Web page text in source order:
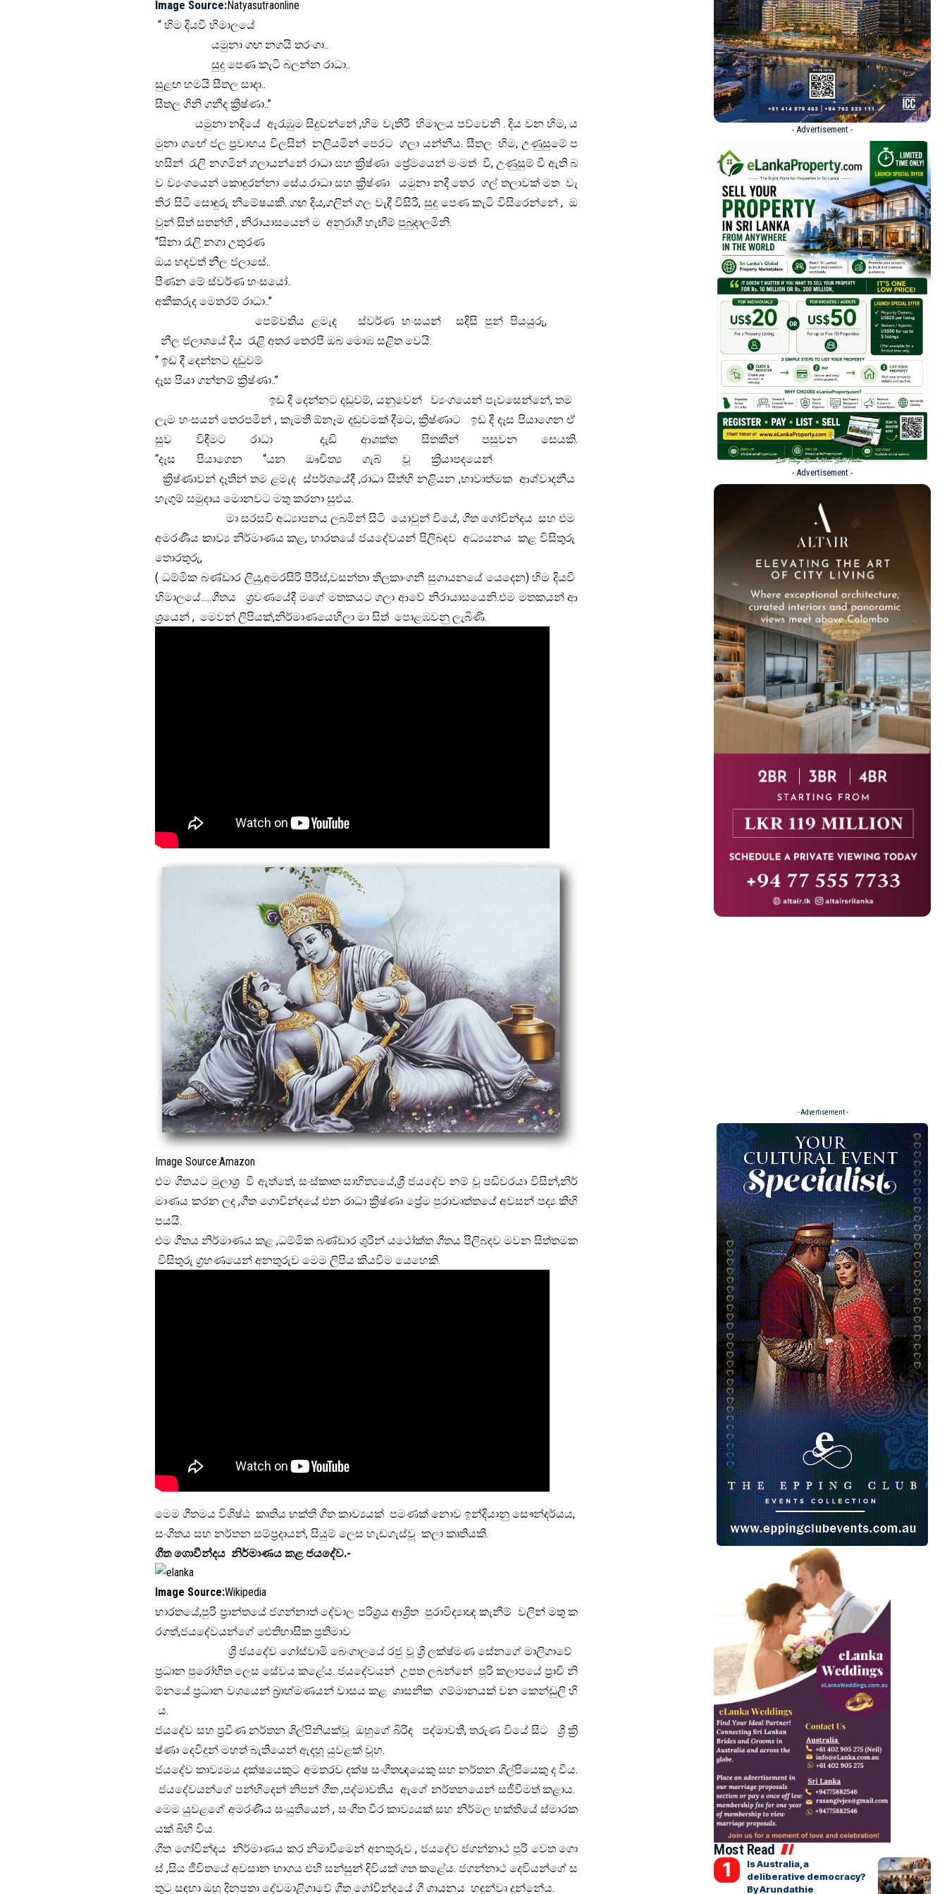
Image Source:Natyasutraonline
“ හිම දියවී හිමාලයේ
යමුනා ගඟ නගයි තරංගා..
සුදු පෙණ කැටි බලන්න රාධා..
සුළඟ හමයි සීතල සාදා..
සීතල ගිනි ගනීද ක්‍රිෂ්ණා..”
යමුනා නදියේ ඇරැඹුම සිදුවන්නේ ,හිම වැතිරී හිමාලය පව්වෙනි . දිය වන හිම, ය
මුනා ගඟේ ජල ප්‍රවාහය විලසින් නලියමින් පෙරට ගලා යන්නීය. සීතල හිම, උණුසුමේ ප
හසින් රැලි නගමින් ගලායන්නේ රාධා සහ ක්‍රිෂ්ණා ප්‍රේමයෙන් මංමත් වී, උණුසුම් වී ඇති බ
ව ව්‍යංගයෙන් කොඳුරන්නා සේය.රාධා සහ ක්‍රිෂ්ණා යමුනා නදී තෙර ගල් තලාවක් මත වැ
තිර සිටි සොඳුරු නිමේෂයකි. ගඟ දිය,ගලින් ගල වැදී විසිරී, සුදු පෙණ කැටි විසිරෙන්නේ , ඔ
වුන් සිත් සතන්හි , නිරායාසයෙන් ම අනුරාගී හැඟීම් පුබුදාලමිනි.
“සිනා රැලි නගා උතුරණ
ඔය හදවත් නීල ජලාසේ..
පීණන මේ ස්වර්ණ හංසයෝ..
අකීකරුද මෙතරම් රාධා..”
පෙම්වතිය ළමැද ස්වර්ණ හංසයන් සදිසි පුන් පියයුරු,
නීල ජලාශයේ දිය රැළි අතර තෙරපී ඔබ මොඹ සළිත වෙයි.
“ ඉඩ දී දෙන්නට දඩුවම්
දෑස පියා ගන්නම් ක්‍රිෂ්ණා..”
ඉඩ දී දෙන්නට දඩුවම්, යනුවෙන් ව්‍යංගයෙන් පැවසෙන්නේ, තම
ලැම හංසයන් තෙරපමින් , කැමති ඕනෑම දඬුවමක් දීමට, ක්‍රිෂ්ණාට ඉඩ දී දෑස පියාගෙන ඒ
සුව විඳීමට රාධා දැඩි ආශක්ත සිතකින් පසුවන සෙයකි.
“දෑස පියාගෙන “යන ඖචිත්‍ය ගැබ් වූ ක්‍රියාපදයෙන්
ක්‍රිෂ්ණාවන් දෑතින් තම ළමැද ස්පර්ශයේදී ,රාධා සිත්හි නළියන ,භාවාත්මක ආශ්වාදනීය
හැගුම් සමුදාය මොනවට මතු කරනා සුළුය.
මා සරසවි අධ්‍යාපනය ලබමින් සිටි යොවුන් වියේ, ගීත ගෝවින්දය සහ එම
අමරණීය කාව්‍ය නිර්මාණය කළ, භාරතයේ ජයදේවයන් පිලිබදව අධ්‍යයනය කළ විසිතුරු
තොරතුරු,
( ධම්මික බණ්ඩාර ලියු,අමරසිරි පීරිස්,වසන්තා තිලකාංගනී සුගායනයේ යෙදෙන) හිම දියවී
හිමාලයේ…..ගීතය ශ්‍රවණයේදී මගේ මතකයට ගලා ආවේ නිරායාසයෙනි.එම මතකයන් ආ
ශ්‍රයෙන් , මෙවන් ලිපියක්,නිර්මාණයෙහිලා මා සිත් පොළඹවනු ලැබිණි.
Image Source:Amazon
එම ගීතයට මුලාශ්‍ර වී ඇත්තේ, සංස්කෘත සාහිත්‍යයේ,ශ්‍රී ජයදේව නම් වූ පඬිවරයා විසින්,නිර්
මාණය කරන ලද ,ගීත ගොවින්දයේ එන රාධා ක්‍රිෂ්ණා ප්‍රේම පුරාවෘත්තයේ අවසන් පද්‍ය කිහි
පයයි.
එම ගීතය නිර්මාණය කළ ,ධම්මික බණ්ඩාර ශුරීන් යථෝක්ත ගීතය පිලිබදව මවන සිත්තමක
විසිතුරු ග්‍රහණයෙන් අනතුරුව මෙම ලිපිය කියවීම යෙහෙකි.
මෙම ගීතමය විශිෂ්ඨ කෘතිය භක්ති ගීත කාව්‍යයක් පමණක් නොව ඉන්දියානු සෞන්දර්යය,
සංගීතය සහ නර්තන සම්ප්‍රදායන්, සියුම් ලෙස හැඩගැස්වූ කලා කෘතියකි.
ගීත ගොවීන්දය නිර්මාණය කළ ජයදේව.-
Image Source:Wikipedia
භාරතයේ,පුරි ප්‍රාන්තයේ ජගන්නාත් දේවාල පරිශ්‍රය ආශ්‍රිත පුරාවිද්‍යාඥ කැනීම් වලින් මතු ක
රගත්,ජයදේවයන්ගේ ඓතිහාසික ප්‍රතිමාව
ශ්‍රී ජයදේව ගෝස්වාමි බෙංගාලයේ රජු වූ ශ්‍රී ලක්ෂ්මණ සේනගේ මාලිගාවේ
ප්‍රධාන පුරෝහිත ලෙස සේවය කළේය. ජයදේවයන් උපත ලබන්නේ පූරි කලාපයේ ප්‍රාචි නි
ම්නයේ ප්‍රධාන වශයෙන් බ්‍රාහ්මණයන් වාසය කළ ශාසනික ගම්මානයක් වන කෙන්ඩුලි හි
ය.
ජයදේව සහ ප්‍රවීණ නර්තන ශිල්පිනියක්වූ ඔහුගේ බිරිඳ පද්මාවතී, තරුණ වියේ සිට ශ්‍රී ක්‍රි
ෂ්ණා දෙවිදුන් මහත් බැතියෙන් ඇදහූ යුවළක් වූහ.
ජයදේව කාව්‍යමය දක්ෂයෙකුට අමතරව දක්ෂ සංගීතඥයෙකු සහ නර්තන ශිල්පියෙකු ද විය.
ජයදේවයන්ගේ පන්හිදෙන් නිපන් ගීත ,පද්මාවතිය ඇගේ නර්තනයෙන් සජීවීමත් කළාය.
මෙම යුවළගේ අමරණීය සංයුතියෙන් , සංගීත වීර කාව්‍යයක් සහ නිර්මල භක්තියේ ස්මාරක
යක් බිහි විය.
ගීත ගෝවින්දය නිර්මාණය කර නිමාවීමෙන් අනතුරුව , ජයදේව ජගන්නාථ පූරි වෙත ගො
ස් ,සිය ජීවිතයේ අවසාන භාගය එහි සන්සුන් දිවියක් ගත කළේය. ජගන්නාථ දෙවියන්ගේ ස
තුට සඳහා ඔහු දිනපතා දේවමාළිගාවේ ගීත ගෝවින්දයේ ගී ගායනය හඳුන්වා දුන්නේය.
- Advertisement -
- Advertisement -
- Advertisement -
Most Read
Is Australia, a
deliberative democracy?
By Arundathie